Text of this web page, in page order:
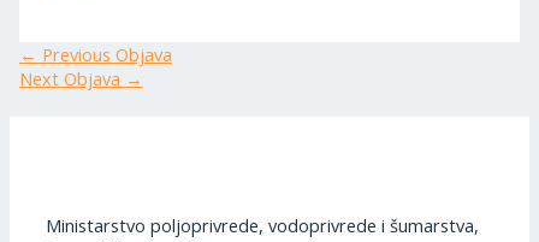
← Previous Objava
Next Objava →
Ministarstvo poljoprivrede, vodoprivrede i šumarstva,